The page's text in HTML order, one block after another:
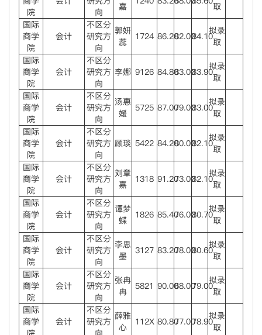
院
向
嘉
取
国际
商学
院
会计
不区分
研究方
向
郭妍
蕊
1724 86.2082.0084.10拟录
取
国际
商学
院
会计
不区分
研究方
向
李娜 9126 84.8083.0083.90拟录
取
国际
商学
院
会计
不区分
研究方
向
汤惠
媛
5725 87.0079.0083.00拟录
取
国际
商学
院
会计
不区分
研究方
向
顾琰 5422 84.2080.0082.10拟录
取
国际
商学
院
会计
不区分
研究方
向
刘章
嘉
1318 91.2073.0082.10拟录
取
国际
商学
院
会计
不区分
研究方
向
谭梦
蝶
1826 85.4076.0080.70拟录
取
国际
商学
院
会计
不区分
研究方
向
李思
墨
3127 83.2078.0080.60拟录
取
国际
商学
院
会计
不区分
研究方
向
张冉
冉
5821 90.0068.0079.00拟录
取
国际
商学
会计
不区分
研究方 薛雅
心
112X 80.8077.0078.90拟录
取